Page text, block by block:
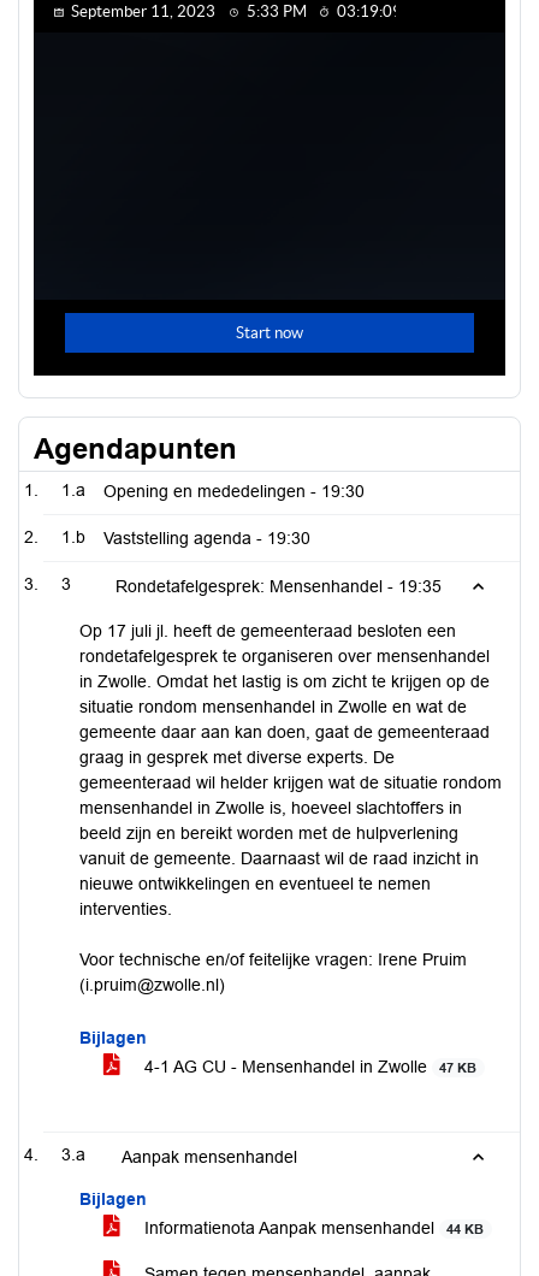
Agendapunten
1.a Opening en mededelingen - 19:30
1.b Vaststelling agenda - 19:30
3 Rondetafelgesprek: Mensenhandel - 19:35
Op 17 juli jl. heeft de gemeenteraad besloten een
rondetafelgesprek te organiseren over mensenhandel
in Zwolle. Omdat het lastig is om zicht te krijgen op de
situatie rondom mensenhandel in Zwolle en wat de
gemeente daar aan kan doen, gaat de gemeenteraad
graag in gesprek met diverse experts. De
gemeenteraad wil helder krijgen wat de situatie rondom
mensenhandel in Zwolle is, hoeveel slachtoffers in
beeld zijn en bereikt worden met de hulpverlening
vanuit de gemeente. Daarnaast wil de raad inzicht in
nieuwe ontwikkelingen en eventueel te nemen
interventies.
Voor technische en/of feitelijke vragen: Irene Pruim
(i.pruim@zwolle.nl)
Bijlagen
4-1 AG CU - Mensenhandel in Zwolle
47 KB
3.a Aanpak mensenhandel
Bijlagen
Informatienota Aanpak mensenhandel
44 KB